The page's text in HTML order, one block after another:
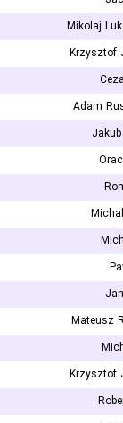
Mikolaj
Krzysztof
Adam
Mateusz
Krzysztof